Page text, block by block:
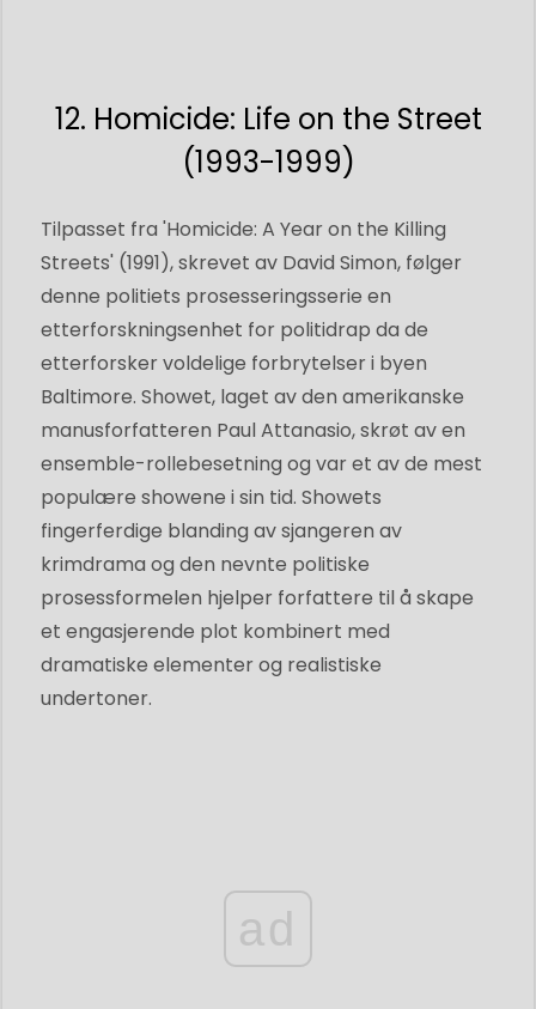
12. Homicide: Life on the Street
(1993-1999)
Tilpasset fra 'Homicide: A Year on the Killing
Streets' (1991), skrevet av David Simon, følger
denne politiets prosesseringsserie en
etterforskningsenhet for politidrap da de
etterforsker voldelige forbrytelser i byen
Baltimore. Showet, laget av den amerikanske
manusforfatteren Paul Attanasio, skrøt av en
ensemble-rollebesetning og var et av de mest
populære showene i sin tid. Showets
fingerferdige blanding av sjangeren av
krimdrama og den nevnte politiske
prosessformelen hjelper forfattere til å skape
et engasjerende plot kombinert med
dramatiske elementer og realistiske
undertoner.
ad